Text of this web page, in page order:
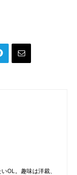
OL。趣味は洋裁、